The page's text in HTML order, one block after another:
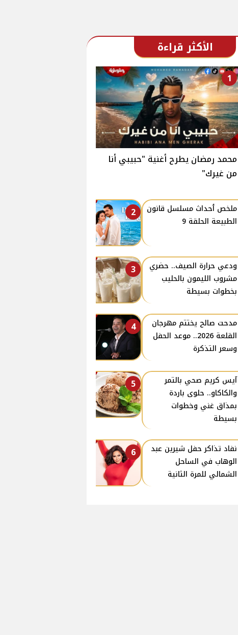
الأكثر قراءة
1
محمد رمضان يطرح أغنية "حبيبي أنا
من غيرك"
2
ملخص ٲحداث مسلسل قانون
الطبيعة الحلقة 9
3
ودعي حرارة الصيف.. حضري
مشروب الليمون بالحليب
بخطوات بسيطة
4
مدحت صالح يختتم مهرجان
القلعة 2026.. موعد الحفل
وسعر التذكرة
5
آيس كريم صحي بالتمر
والكاكاو.. حلوى باردة
بمذاق غني وخطوات
بسيطة
6
نفاد تذاكر حفل شيرين عبد
الوهاب في الساحل
الشمالي للمرة الثانية